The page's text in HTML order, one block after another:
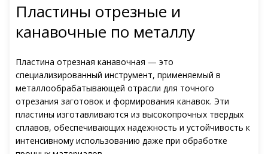
Пластины отрезные и
канавочные по металлу
Пластина отрезная канавочная — это
специализированный инструмент, применяемый в
металлообрабатывающей отрасли для точного
отрезания заготовок и формирования канавок. Эти
пластины изготавливаются из высокопрочных твердых
сплавов, обеспечивающих надежность и устойчивость к
интенсивному использованию даже при обработке